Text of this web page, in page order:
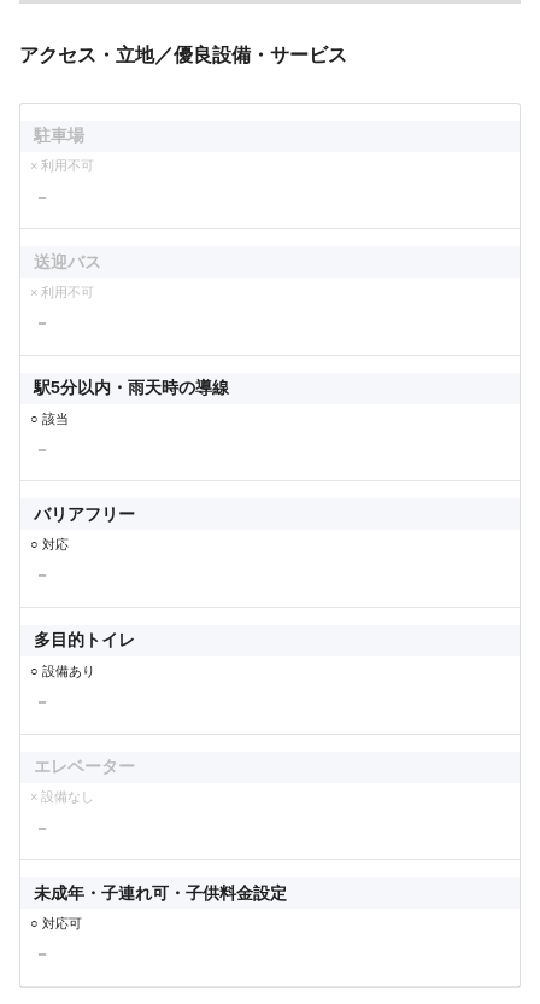
アクセス・立地／優良設備・サービス
駐車場
× 利用不可
－
送迎バス
× 利用不可
－
駅5分以内・雨天時の導線
○ 該当
－
バリアフリー
○ 対応
－
多目的トイレ
○ 設備あり
－
エレベーター
× 設備なし
－
未成年・子連れ可・子供料金設定
○ 対応可
－